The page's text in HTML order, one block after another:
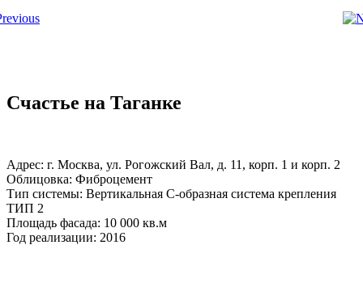
Счастье на Таганке
Адрес: г. Москва, ул. Рогожский Вал, д. 11, корп. 1 и корп. 2
Облицовка: Фиброцемент
Тип системы: Вертикальная С-образная система крепления
ТИП 2
Площадь фасада: 10 000 кв.м
Год реализации: 2016